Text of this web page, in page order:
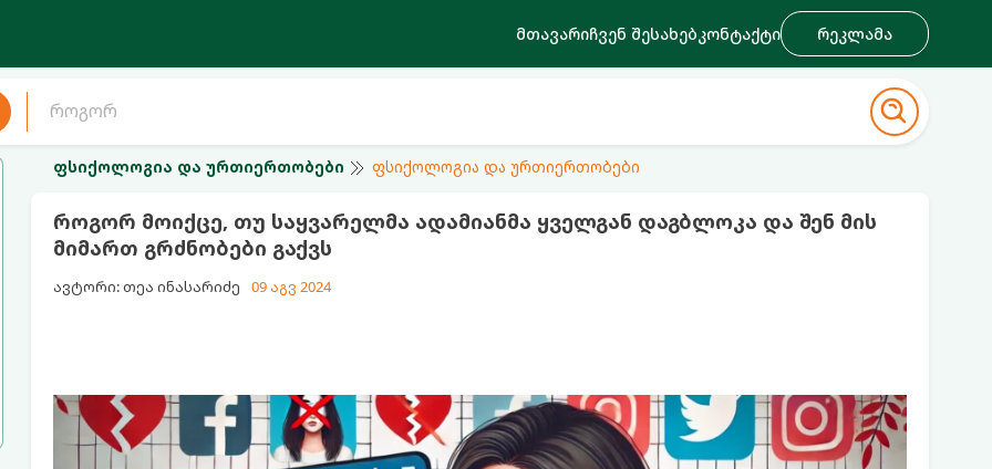
მთავარიჩვენ შესახებკონტაქტი რეკლამა
ფსიქოლოგია და ურთიერთობები ფსიქოლოგია და ურთიერთობები
როგორ მოიქცე, თუ საყვარელმა ადამიანმა ყველგან დაგბლოკა და შენ მის
მიმართ გრძნობები გაქვს
ავტორი: თეა ინასარიძე 09 აგვ 2024